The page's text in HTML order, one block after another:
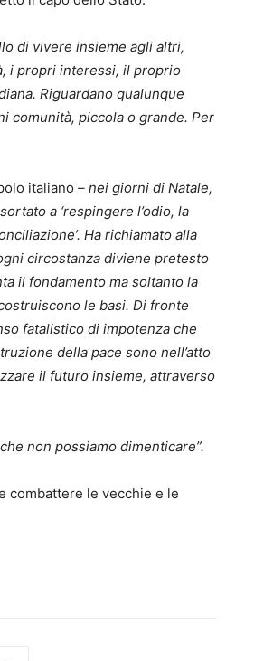
di vivere insieme agli altri,
i propri interessi, il proprio
Riguardano qualunque
comunità, piccola o grande. Per
italiano – nei giorni di Natale,
a ‘respingere l’odio, la
Ha richiamato alla
circostanza diviene pretesto
il fondamento ma soltanto la
le basi. Di fronte
fatalistico di impotenza che
della pace sono nell’atto
il futuro insieme, attraverso
non possiamo dimenticare”.
combattere le vecchie e le